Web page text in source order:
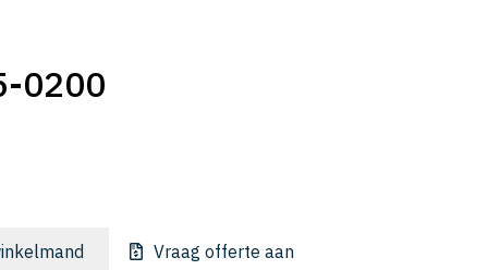
0200
Vraag offerte aan